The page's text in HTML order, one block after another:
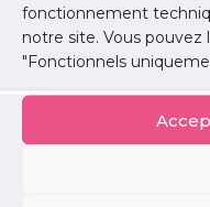
fonctionnement
notre site. Vous pouvez
"Fonctionnels